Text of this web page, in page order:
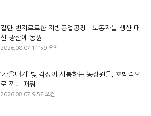
겉만 번지르르한 지방공업공장…노동자들 생산 대
신 광산에 동원
2026.08.07 11:59 오전
‘가을내기’ 빚 걱정에 시름하는 농장원들, 호박죽으
로 끼니 때워
2026.08.07 9:57 오전